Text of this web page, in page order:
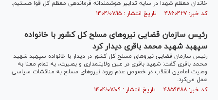
خاندان معظم شهدا در سایه تدابیر هوشمندانه فرماندهی معظم کل قوا هستیم.
کد خبر: ۴۸۶۰۴۲۷ تاریخ انتشار : ۱۴۰۴/۰۷/۱۵
رئیس سازمان قضایی نیرو‌های مسلح کل کشور با خانواده
سپهبد شهید محمد باقری دیدار کرد
رئیس سازمان قضایی نیرو‌های مسلح کل کشور در دیدار با خانواده سپهبد شهید
محمد باقری گفت: شهید باقری در عین ولایتمداری و بصیرت، به تمام معنا به
وصیت امامین انقلاب در خصوص عدم ورود نیرو‌های مسلح به مناقشات سیاسی
عمل می‌کرد.
کد خبر: ۴۸۵۹۳۸۸ تاریخ انتشار : ۱۴۰۴/۰۷/۰۹